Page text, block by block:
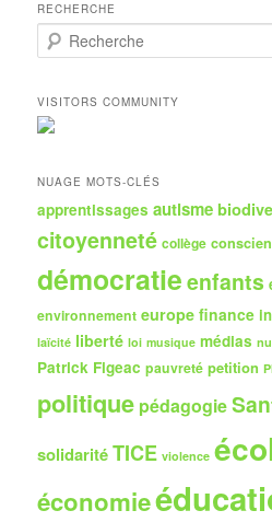
RECHERCHE
e
h
e
r
h
VISITORS COMMUNITY
NUAGE MOTS-CLÉS
apprentissages autisme
citoyenneté collège
démocratieenfants
environnement europe finance
laïcité liberté loi musique médias
Patrick Figeac pauvreté petition
politique pédagogie
solidaritéTICE violence
économie